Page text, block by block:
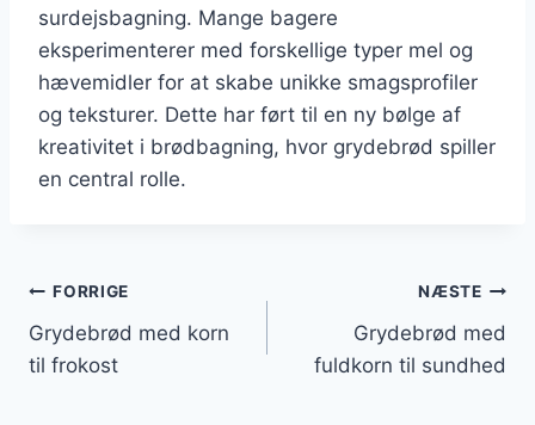
surdejsbagning. Mange bagere
eksperimenterer med forskellige typer mel og
hævemidler for at skabe unikke smagsprofiler
og teksturer. Dette har ført til en ny bølge af
kreativitet i brødbagning, hvor grydebrød spiller
en central rolle.
Indlægsnavigation
FORRIGE
Grydebrød med korn
til frokost
NÆSTE
Grydebrød med
fuldkorn til sundhed